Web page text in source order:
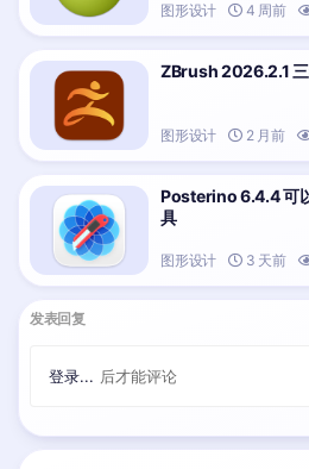
图形设计 4 周前
ZBrush 2026.2.1
图形设计 2 月前
Posterino 6.4.4 可
具
图形设计 3 天前
发表回复
登录... 后才能评论